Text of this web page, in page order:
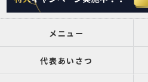
メニュー
代表あいさつ